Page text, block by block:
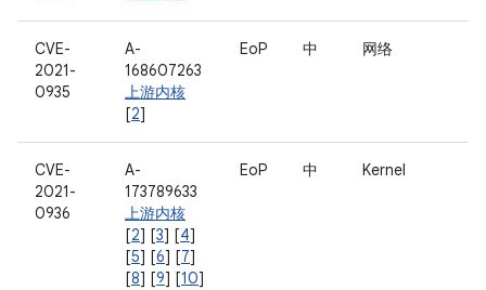
CVE-
2021-
0935
A-
168607263
上游内核
[2]
EoP 中 网络
CVE-
2021-
0936
A-
173789633
上游内核
[2] [3] [4]
[5] [6] [7]
[8] [9] [10]
EoP 中 Kernel